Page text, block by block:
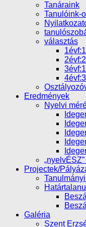
Tanáraink
Tanulóink-
választás
Eredmények
Nyelvi
Projectek/
Galéria
Szent